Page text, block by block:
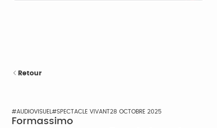
Retour
#AUDIOVISUEL #SPECTACLE VIVANT28 OCTOBRE 2025
Formassimo